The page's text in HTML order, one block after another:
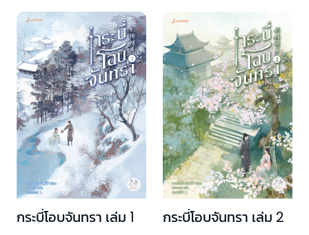
กระบี่โอบจันทรา เล่ม 1 กระบี่โอบจันทรา เล่ม 2